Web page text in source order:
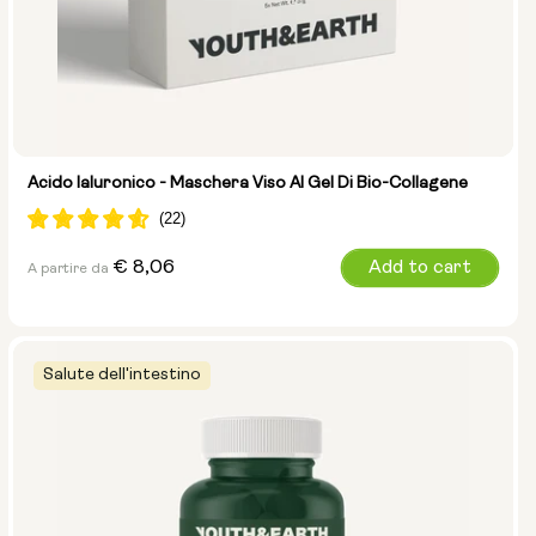
Acido Ialuronico - Maschera Viso Al Gel Di Bio-Collagene
Selezionare la dimensione:
Prezzo
A partire da € 8,06 Add to cart
Salute dell'intestino